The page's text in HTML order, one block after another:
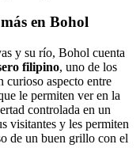
en Bohol
y su río, Bohol cuenta
filipino, uno de los
curioso aspecto entre
le permiten ver en la
controlada en un
visitantes y les permiten
de un buen grillo con el